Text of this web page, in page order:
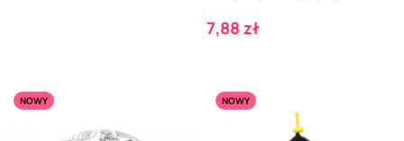
Cena
7,88 zł
NOWY NOWY